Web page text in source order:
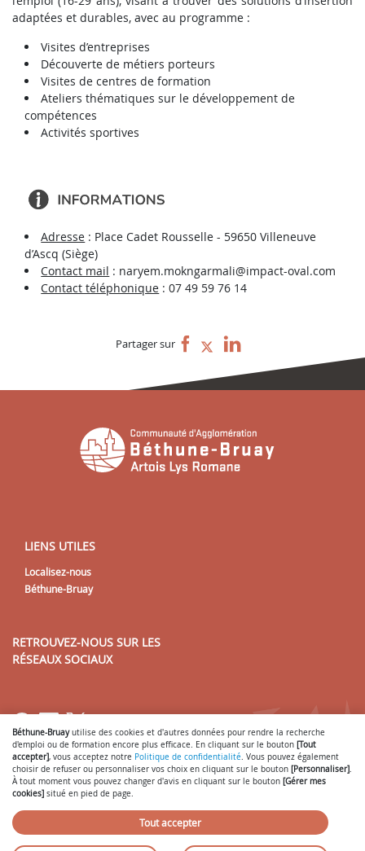
adaptées et durables, avec au programme :
Visites d’entreprises
Découverte de métiers porteurs
Visites de centres de formation
Ateliers thématiques sur le développement de
compétences
Activités sportives
Adresse : Place Cadet Rousselle - 59650 Villeneuve
d’Ascq (Siège)
Contact mail : naryem.mokngarmali@impact-oval.com
Contact téléphonique : 07 49 59 76 14
Partager sur
LIENS UTILES
Localisez-nous
Béthune-Bruay
RETROUVEZ-NOUS SUR LES
RÉSEAUX SOCIAUX
Gérer mes cookies -Mentions légales-
Conditions générales d'utilisation
contacter- © 2026SmartForum
Béthune-Bruayutilise des cookies et d'autres données pour rendre la recherche
d'emploi ou de formation encore plus efficace. En cliquant sur le bouton [Tout
accepter], vous acceptez notre Politique de confidentialité. Vous pouvez également
choisir de refuser ou personnaliser vos choix en cliquant sur le bouton [Personnaliser].
À tout moment vous pouvez changer d'avis en cliquant sur le bouton [Gérer mes
cookies] situé en pied de page.
Tout accepter